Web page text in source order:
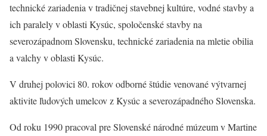
technické zariadenia v tradičnej stavebnej kultúre, vodné stavby a
ich paralely v oblasti Kysúc, spoločenské stavby na
severozápadnom Slovensku, technické zariadenia na mletie obilia
a valchy v oblasti Kysúc.
V druhej polovici 80. rokov odborné štúdie venované výtvarnej
aktivite ľudových umelcov z Kysúc a severozápadného Slovenska.
Od roku 1990 pracoval pre Slovenské národné múzeum v Martine